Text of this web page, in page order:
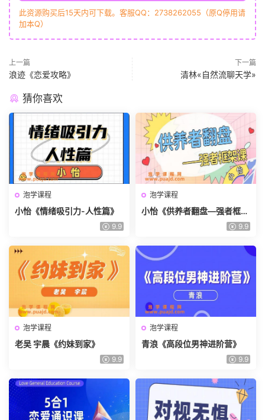
此资源购买后15天内可下载。客服QQ：2738262055（原Q停用请
加本Q）
上一篇
浪迹《恋爱攻略》
下一篇
清林«自然流聊天学»
猜你喜欢
泡学课程
小怡《情绪吸引力-人性篇》
9.9
泡学课程
小怡《供养者翻盘—强者框架
9.9
泡学课程
老吴 宇晨《约妹到家》
9.9
泡学课程
青浪《高段位男神进阶营》
9.9